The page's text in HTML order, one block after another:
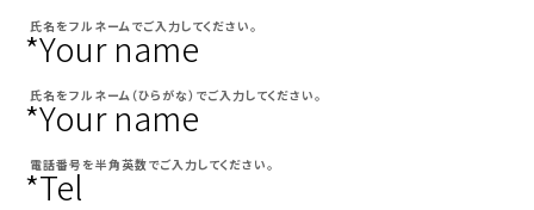
氏名をフルネームでご入力してください。
*Your name
氏名をフルネーム（ひらがな）でご入力してください。
*Your name
電話番号を半角英数でご入力してください。
*Tel